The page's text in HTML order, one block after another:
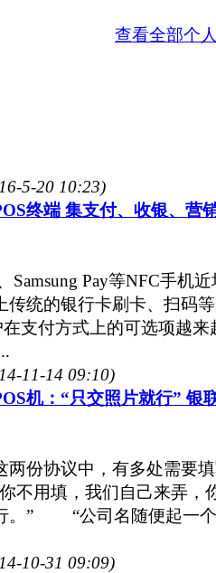
查看全部个
5-20 10:23)
终端 集支付、收银、营
Pay等NFC手机近
传统的银行卡刷卡、扫码
支付方式上的可选项越来
11-14 09:10)
机：“只交照片就行” 银
两份协议中，有多处需要
不用填，我们自己来弄，
。” “公司名随便起一
10-31 09:09)